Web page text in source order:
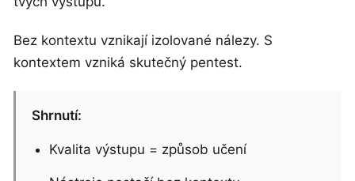
Bez kontextu vznikají izolované nálezy. S
kontextem vzniká skutečný pentest.
Shrnutí:
Kvalita výstupu = způsob učení